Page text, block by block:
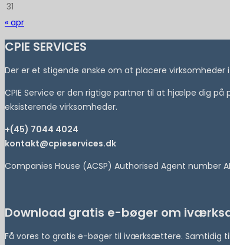
31
« apr
CPIE SERVICES
Der er et stigende ønske om at placere
CPIE Service er den rigtige partner til at hjælpe dig
eksisterende virksomheder.
+(45) 7044 4024
kontakt@cpieservices.dk
Companies House (ACSP) Authorised Agent number
Download gratis e-bøger om
Få vores to gratis e-bøger til iværksættere. Samtidig